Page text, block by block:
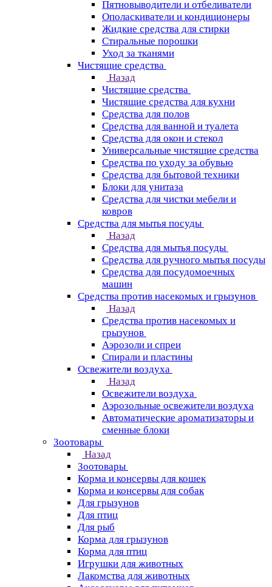
Пятновыводители и отбеливатели
Ополаскиватели и кондиционеры
Жидкие средства для стирки
Стиральные порошки
Уход за тканями
Чистящие средства
Назад
Чистящие средства
Чистящие средства для кухни
Средства для полов
Средства для ванной и туалета
Средства для окон и стекол
Универсальные чистящие средства
Средства по уходу за обувью
Средства для бытовой техники
Блоки для унитаза
Средства для чистки мебели и
ковров
Средства для мытья посуды
Назад
Средства для мытья посуды
Средства для ручного мытья посуды
Средства для посудомоечных
машин
Средства против насекомых и грызунов
Назад
Средства против насекомых и
грызунов
Аэрозоли и спреи
Спирали и пластины
Освежители воздуха
Назад
Освежители воздуха
Аэрозольные освежители воздуха
Автоматические ароматизаторы и
сменные блоки
Зоотовары
Назад
Зоотовары
Корма и консервы для кошек
Корма и консервы для собак
Для грызунов
Для птиц
Для рыб
Корма для грызунов
Корма для птиц
Игрушки для животных
Лакомства для животных